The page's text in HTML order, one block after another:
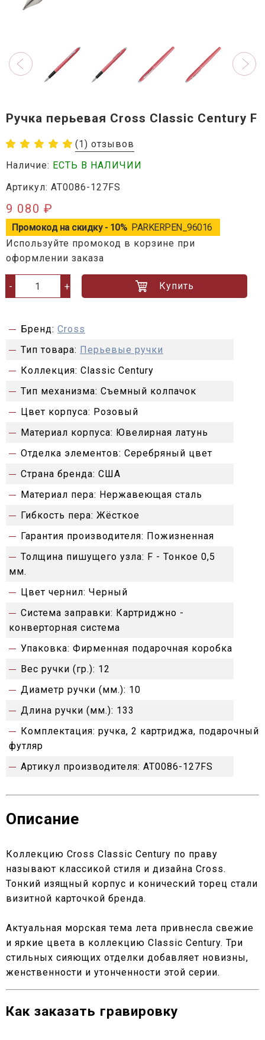
Ручка перьевая Cross Classic Century F
(1) отзывов
Наличие: ЕСТЬ В НАЛИЧИИ
Артикул: AT0086-127FS
9 080 ₽
Промокод на скидку - 10% PARKERPEN_96016
Используйте промокод в корзине при
оформлении заказа
- + Купить
Бренд: Cross
Тип товара: Перьевые ручки
Коллекция: Classic Century
Тип механизма: Съемный колпачок
Цвет корпуса: Розовый
Материал корпуса: Ювелирная латунь
Отделка элементов: Серебряный цвет
Страна бренда: США
Материал пера: Нержавеющая сталь
Гибкость пера: Жёсткое
Гарантия производителя: Пожизненная
Толщина пишущего узла: F - Тонкое 0,5
мм.
Цвет чернил: Черный
Система заправки: Картриджно -
конверторная система
Упаковка: Фирменная подарочная коробка
Вес ручки (гр.): 12
Диаметр ручки (мм.): 10
Длина ручки (мм.): 133
Комплектация: ручка, 2 картриджа, подарочный
футляр
Артикул производителя: AT0086-127FS
Описание
Коллекцию Cross Classic Century по праву
называют классикой стиля и дизайна Cross.
Тонкий изящный корпус и конический торец стали
визитной карточкой бренда.
Актуальная морская тема лета привнесла свежие
и яркие цвета в коллекцию Classic Century. Три
стильных сияющих отделки добавляет новизны,
женственности и утонченности этой серии.
Как заказать гравировку